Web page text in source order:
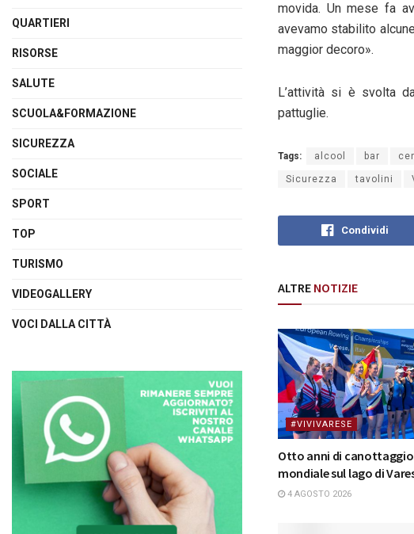
movida. Un mese fa
avevamo stabilito
maggior decoro».
L’attività si è svolta
pattuglie.
Tags: alcool bar
Sicurezza tavolini
Condividi
ALTRE NOTIZIE
#VIVIVARESE
Otto anni di canottaggio
mondiale sul lago di
4 AGOSTO 2026
QUARTIERI
RISORSE
SALUTE
SCUOLA&FORMAZIONE
SICUREZZA
SOCIALE
SPORT
TOP
TURISMO
VIDEOGALLERY
VOCI DALLA CITTÀ